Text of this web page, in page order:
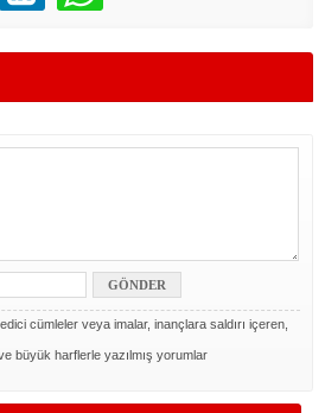
cümleler veya imalar, inançlara saldırı içeren,
büyük harflerle yazılmış yorumlar